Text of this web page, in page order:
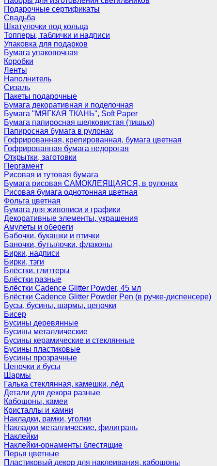
Подарочные сертификаты
Свадьба
Шкатулочки под кольца
Топперы, таблички и надписи
Упаковка для подарков
Бумага упаковочная
Коробки
Ленты
Наполнитель
Сизаль
Пакеты подарочные
Бумага декоративная и поделочная
Бумага "МЯГКАЯ ТКАНЬ", Soft Paper
Бумага папиросная шелковистая (тишью)
Папиросная бумага в рулонах
Гофрированная, крепированная, бумага цветная
Гофрированная бумага недорогая
Открытки, заготовки
Пергамент
Рисовая и тутовая бумага
Бумага рисовая САМОКЛЕЯЩАЯСЯ, в рулонах
Рисовая бумага однотонная цветная
Фольга цветная
Бумага для живописи и графики
Декоративные элементы, украшения
Амулеты и обереги
Бабочки, букашки и птички
Баночки, бутылочки, флаконы
Бирки, надписи
Бирки, тэги
Блёстки, глиттеры
Блёстки разные
Блёстки Cadence Glitter Powder, 45 мл
Блёстки Cadence Glitter Powder Pen (в ручке-диспенсере)
Бусы, бусины, шармы, цепочки
Бисер
Бусины деревянные
Бусины металлические
Бусины керамические и стеклянные
Бусины пластиковые
Бусины прозрачные
Цепочки и бусы
Шармы
Галька стеклянная, камешки, лёд
Детали для декора разные
Кабошоны, камеи
Кристаллы и камни
Накладки, рамки, уголки
Накладки металлические, филигрань
Наклейки
Наклейки-орнаменты блестящие
Перья цветные
Пластиковый декор для наклеивания, кабошоны